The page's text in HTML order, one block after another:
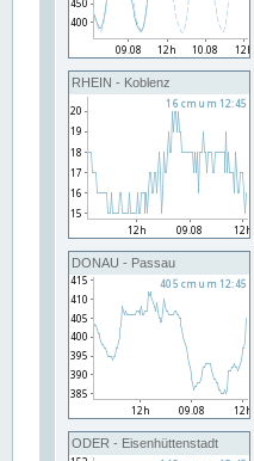
RHEIN - Koblenz
DONAU - Passau
ODER - Eisenhüttenstadt